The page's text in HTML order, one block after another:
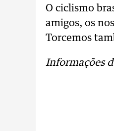
O ciclismo
amigos, os
Torcemos
Informações